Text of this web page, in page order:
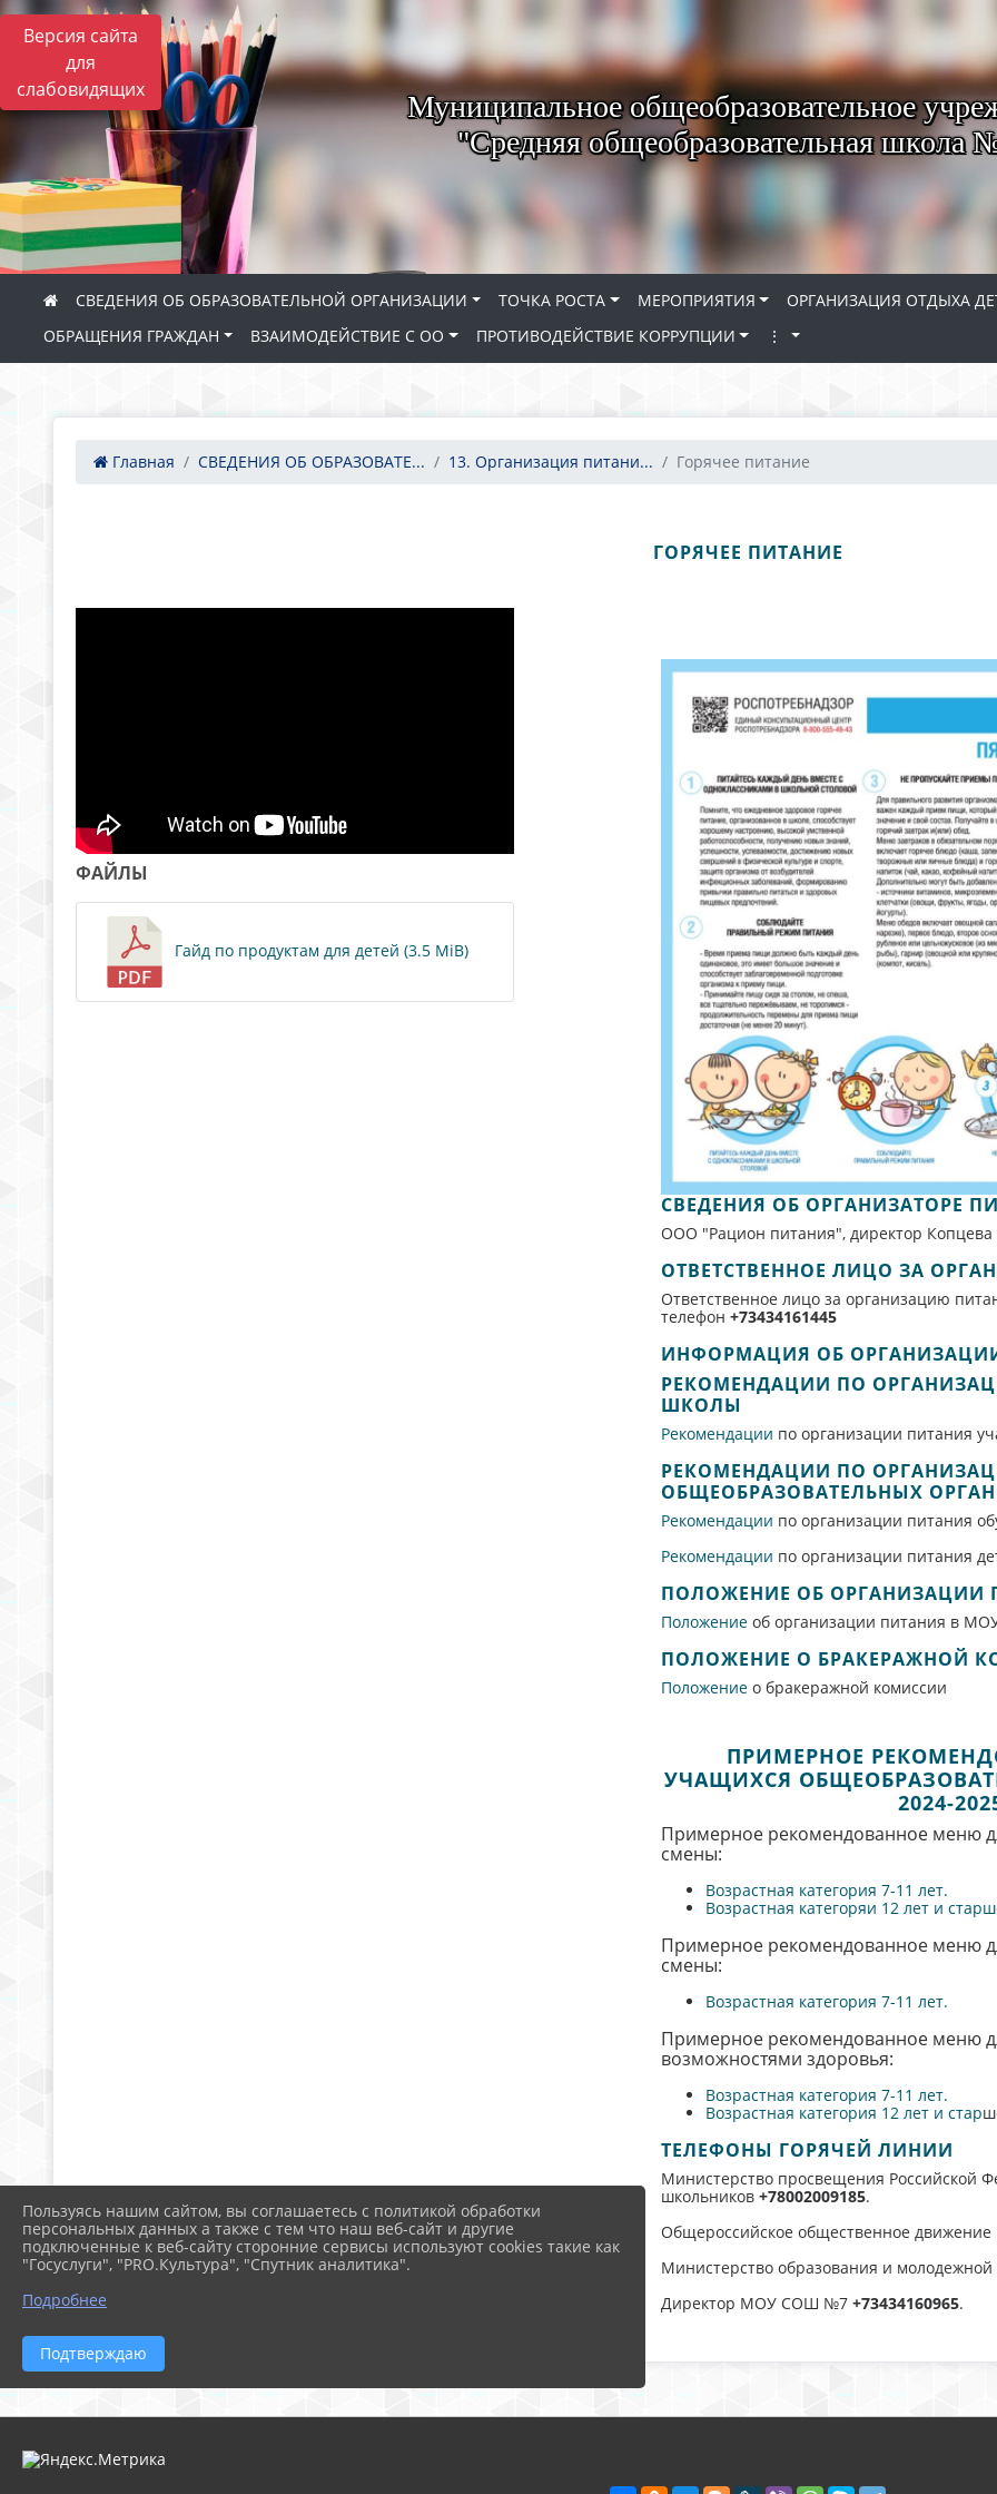
Версия сайта
для
слабовидящих
Муниципальное общеобразовательное
"Средняя общеобразовательная школа
СВЕДЕНИЯ ОБ ОБРАЗОВАТЕЛЬНОЙ ОРГАНИЗАЦИИ ТОЧКА РОСТА МЕРОПРИЯТИЯ
ОРГАНИЗАЦИЯ ОТДЫХА
ОБРАЩЕНИЯ ГРАЖДАН
ВЗАИМОДЕЙСТВИЕ С ОО ПРОТИВОДЕЙСТВИЕ КОРРУПЦИИ ⋮
Главная СВЕДЕНИЯ ОБ ОБРАЗОВАТЕ... 13. Организация питани... Горячее питание
ГОРЯЧЕЕ ПИТАНИЕ
ФАЙЛЫ
Гайд по продуктам для детей (3.5 MiB)
СВЕДЕНИЯ ОБ ОРГАНИЗАТОРЕ
ООО "Рацион питания", директор Копцева
ОТВЕТСТВЕННОЕ ЛИЦО ЗА
Ответственное лицо за организацию
телефон +73434161445
ИНФОРМАЦИЯ ОБ
РЕКОМЕНДАЦИИ ПО
ШКОЛЫ
Рекомендации по организации питания
РЕКОМЕНДАЦИИ ПО
ОБЩЕОБРАЗОВАТЕЛЬНЫХ
Рекомендации по организации питания
Рекомендации по организации питания
ПОЛОЖЕНИЕ ОБ ОРГАНИЗАЦИИ
Положениеоб организации питания в
ПОЛОЖЕНИЕ О БРАКЕРАЖНОЙ
Положениео бракеражной комиссии
ПРИМЕРНОЕ
УЧАЩИХСЯ
2024-
Примерное рекомендованное меню
смены:
Возрастная категория 7-11 лет.
Возрастная категоряи 12 лет и
Примерное рекомендованное меню
смены:
Возрастная категория 7-11 лет.
Примерное рекомендованное меню
возможностями здоровья:
Возрастная категория 7-11 лет.
Возрастная категория 12 лет и стар
ТЕЛЕФОНЫ ГОРЯЧЕЙ ЛИНИИ
Министерство просвещения Российской
школьников +78002009185.
Общероссийское общественное
Министерство образования и
Директор МОУ СОШ №7 +73434160965.
Пользуясь нашим сайтом, вы соглашаетесь с политикой обработки
персональных данных а также с тем что наш веб-сайт и другие
подключенные к веб-сайту сторонние сервисы используют cookies такие как
"Госуслуги", "PRO.Культура", "Спутник аналитика".
Подробнее
Подтверждаю